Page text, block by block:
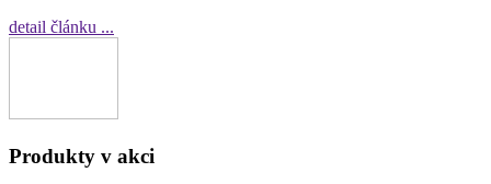
detail článku ...
Produkty v akci